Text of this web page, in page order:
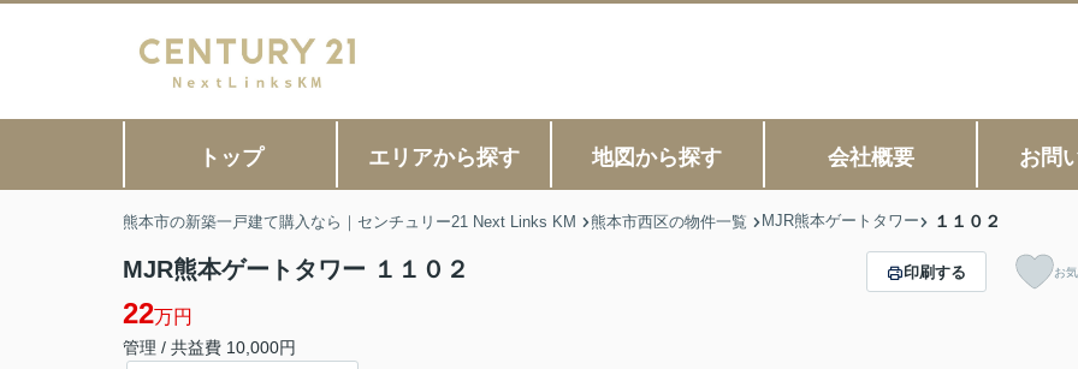
トップ エリアから探す 地図から探す 会社概要 お問
熊本市の新築一戸建て購入なら｜センチュリー21 Next Links KM 熊本市西区の物件一覧 MJR熊本ゲートタワー １１０２
MJR熊本ゲートタワー １１０２
22万円
管理 / 共益費 10,000円
印刷する お